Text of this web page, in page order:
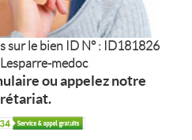
sur le bien ID N° : ID181826
medoc
ou appelez notre